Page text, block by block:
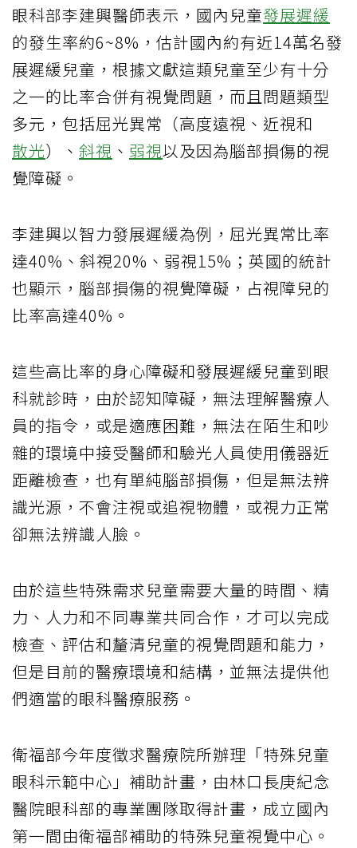
眼科部李建興醫師表示，國內兒童發展遲緩
的發生率約6~8%，估計國內約有近14萬名發
展遲緩兒童，根據文獻這類兒童至少有十分
之一的比率合併有視覺問題，而且問題類型
多元，包括屈光異常（高度遠視、近視和
散光）、 斜視 、 弱視以及因為腦部損傷的視
覺障礙。
李建興以智力發展遲緩為例，屈光異常比率
達40%、斜視20%、弱視15%；英國的統計
也顯示，腦部損傷的視覺障礙，占視障兒的
比率高達40%。
這些高比率的身心障礙和發展遲緩兒童到眼
科就診時，由於認知障礙，無法理解醫療人
員的指令，或是適應困難，無法在陌生和吵
雜的環境中接受醫師和驗光人員使用儀器近
距離檢查，也有單純腦部損傷，但是無法辨
識光源，不會注視或追視物體，或視力正常
卻無法辨識人臉。
由於這些特殊需求兒童需要大量的時間、精
力、人力和不同專業共同合作，才可以完成
檢查、評估和釐清兒童的視覺問題和能力，
但是目前的醫療環境和結構，並無法提供他
們適當的眼科醫療服務。
衛福部今年度徵求醫療院所辦理「特殊兒童
眼科示範中心」補助計畫，由林口長庚紀念
醫院眼科部的專業團隊取得計畫，成立國內
第一間由衛福部補助的特殊兒童視覺中心。